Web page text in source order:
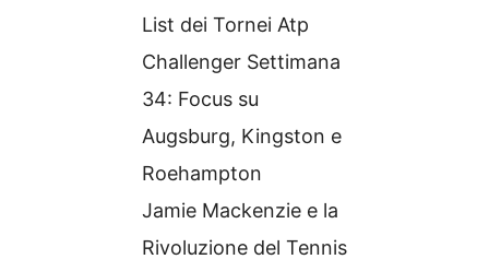
List dei Tornei Atp
Challenger Settimana
34: Focus su
Augsburg, Kingston e
Roehampton
Jamie Mackenzie e la
Rivoluzione del Tennis